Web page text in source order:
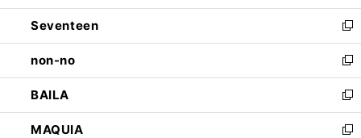
開
く
ウ
で
開
く
ン
ド
ウ
で
開
く
Seventeen
新
し
い
ウ
ィ
ン
ド
non-no
新
し
い
ウ
ィ
BAILA
新
し
い
MAQUIA
新